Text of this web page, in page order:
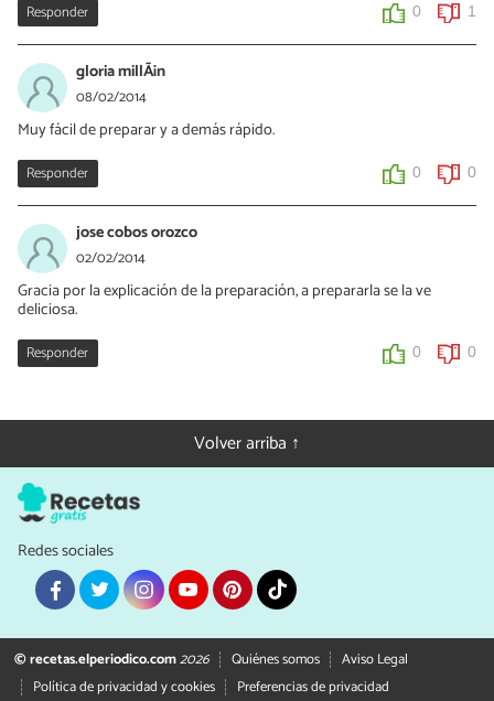
Responder 0 1
gloria millÃ¡n
08/02/2014
Muy fácil de preparar y a demás rápido.
Responder 0 0
jose cobos orozco
02/02/2014
Gracia por la explicación de la preparación, a prepararla se la ve
deliciosa.
Responder 0 0
Volver arriba ↑
Redes sociales
© recetas.elperiodico.com2026 Quiénes somos
Aviso Legal
Política de privacidad y cookies
Preferencias de privacidad